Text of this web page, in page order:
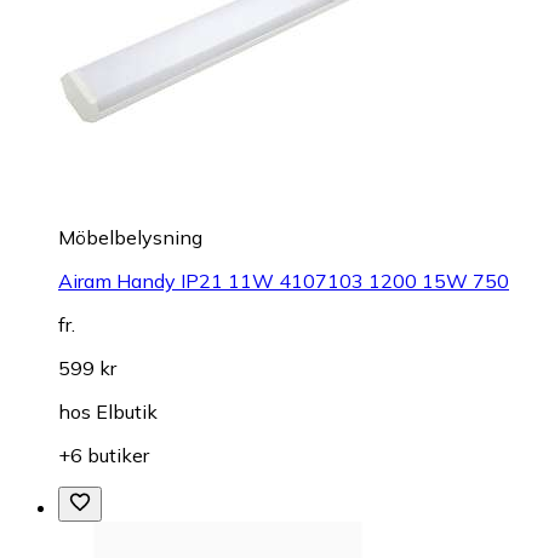
Möbelbelysning
Airam Handy IP21 11W 4107103 1200 15W 750
fr.
599 kr
hos Elbutik
+6 butiker